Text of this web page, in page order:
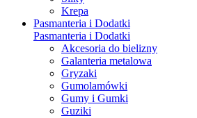
Krepa
Pasmanteria i Dodatki
Pasmanteria i Dodatki
Akcesoria do bielizny
Galanteria metalowa
Gryzaki
Gumolamówki
Gumy i Gumki
Guziki